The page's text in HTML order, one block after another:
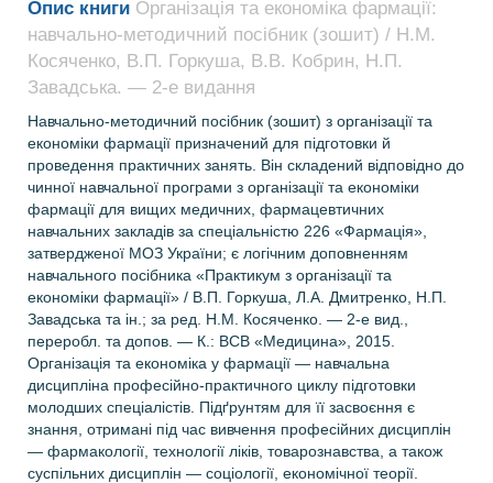
Опис книги Організація та економіка фармації:
навчально-методичний посібник (зошит) / Н.М.
Косяченко, В.П. Горкуша, В.В. Кобрин, Н.П.
Завадська. — 2-е видання
Навчально-методичний посібник (зошит) з організації та
економіки фармації призначений для підготовки й
проведення практичних занять. Він складений відповідно до
чинної навчальної програми з організації та економіки
фармації для вищих медичних, фармацевтичних
навчальних закладів за спеціальністю 226 «Фармація»,
затвердженої МОЗ України; є логічним доповненням
навчального посібника «Практикум з організації та
економіки фармації» / В.П. Горкуша, Л.А. Дмитренко, Н.П.
Завадська та ін.; за ред. Н.М. Косяченко. — 2-е вид.,
переробл. та допов. — К.: ВСВ «Медицина», 2015.
Організація та економіка у фармації — навчальна
дисципліна професійно-практичного циклу підготовки
молодших спеціалістів. Підґрунтям для її засвоєння є
знання, отримані під час вивчення професійних дисциплін
— фармакології, технології ліків, товарознавства, а також
суспільних дисциплін — соціології, економічної теорії.